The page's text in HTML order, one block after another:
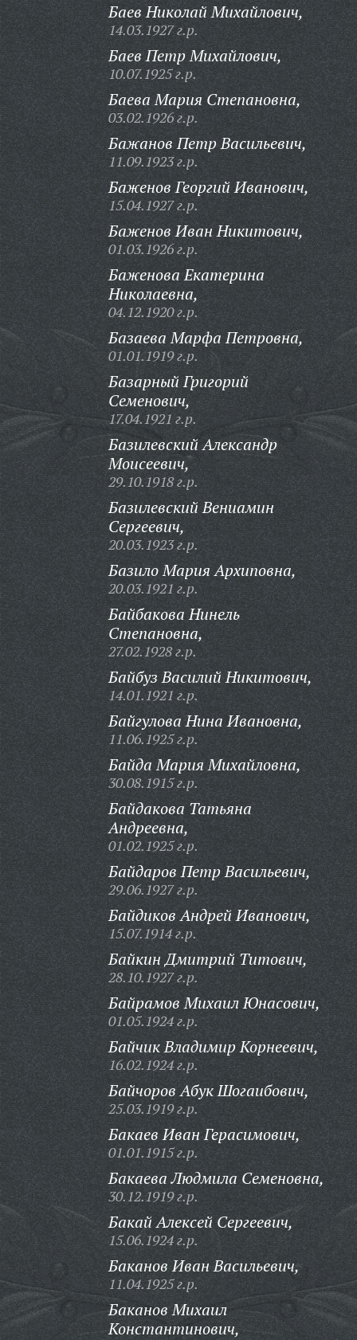
Баев Николай Михайлович,
14.03.1927 г.р.
Баев Петр Михайлович,
10.07.1925 г.р.
Баева Мария Степановна,
03.02.1926 г.р.
Бажанов Петр Васильевич,
11.09.1923 г.р.
Баженов Георгий Иванович,
15.04.1927 г.р.
Баженов Иван Никитович,
01.03.1926 г.р.
Баженова Екатерина
Николаевна,
04.12.1920 г.р.
Базаева Марфа Петровна,
01.01.1919 г.р.
Базарный Григорий
Семенович,
17.04.1921 г.р.
Базилевский Александр
Моисеевич,
29.10.1918 г.р.
Базилевский Вениамин
Сергеевич,
20.03.1923 г.р.
Базило Мария Архиповна,
20.03.1921 г.р.
Байбакова Нинель
Степановна,
27.02.1928 г.р.
Байбуз Василий Никитович,
14.01.1921 г.р.
Байгулова Нина Ивановна,
11.06.1925 г.р.
Байда Мария Михайловна,
30.08.1915 г.р.
Байдакова Татьяна
Андреевна,
01.02.1925 г.р.
Байдаров Петр Васильевич,
29.06.1927 г.р.
Байдиков Андрей Иванович,
15.07.1914 г.р.
Байкин Дмитрий Титович,
28.10.1927 г.р.
Байрамов Михаил Юнасович,
01.05.1924 г.р.
Байчик Владимир Корнеевич,
16.02.1924 г.р.
Байчоров Абук Шогаибович,
25.03.1919 г.р.
Бакаев Иван Герасимович,
01.01.1915 г.р.
Бакаева Людмила Семеновна,
30.12.1919 г.р.
Бакай Алексей Сергеевич,
15.06.1924 г.р.
Баканов Иван Васильевич,
11.04.1925 г.р.
Баканов Михаил
Константинович,